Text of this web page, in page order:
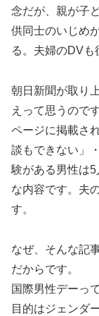
念だが、親が子
供同士のいじめ
る。夫婦のDVも
朝日新聞が取り
えって思うので
ページに掲載さ
談もできない」
験がある男性は
な内容です。夫
す。
なぜ、そんな記
だからです。
国際男性デーっ
目的はジェンダ